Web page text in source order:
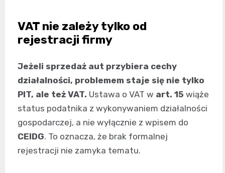
VAT nie zależy tylko od
rejestracji firmy
Jeżeli sprzedaż aut przybiera cechy
działalności, problemem staje się nie tylko
PIT, ale też VAT. Ustawa o VAT w art. 15 wiąże
status podatnika z wykonywaniem działalności
gospodarczej, a nie wyłącznie z wpisem do
CEIDG. To oznacza, że brak formalnej
rejestracji nie zamyka tematu.